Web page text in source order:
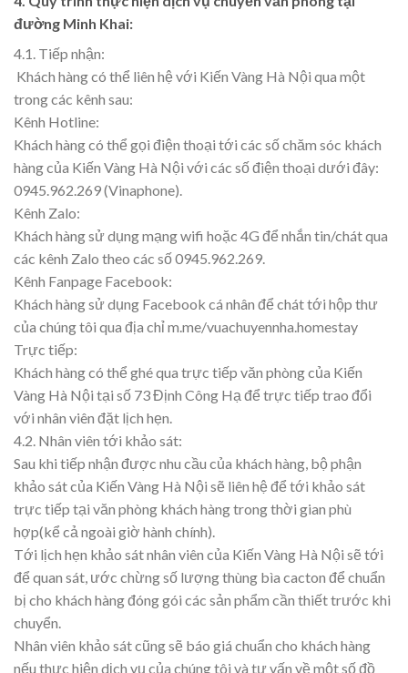
đường Minh Khai:
4.1. Tiếp nhận:
Khách hàng có thể liên hệ với Kiến Vàng Hà Nội qua một
trong các kênh sau:
Kênh Hotline:
Khách hàng có thể gọi điện thoại tới các số chăm sóc khách
hàng của Kiến Vàng Hà Nội với các số điện thoại dưới đây:
0945.962.269 (Vinaphone).
Kênh Zalo:
Khách hàng sử dụng mạng wifi hoặc 4G để nhắn tin/chát qua
các kênh Zalo theo các số 0945.962.269.
Kênh Fanpage Facebook:
Khách hàng sử dụng Facebook cá nhân để chát tới hộp thư
của chúng tôi qua địa chỉ m.me/vuachuyennha.homestay
Trực tiếp:
Khách hàng có thể ghé qua trực tiếp văn phòng của Kiến
Vàng Hà Nội tại số 73 Định Công Hạ để trực tiếp trao đổi
với nhân viên đặt lịch hẹn.
4.2. Nhân viên tới khảo sát:
Sau khi tiếp nhận được nhu cầu của khách hàng, bộ phận
khảo sát của Kiến Vàng Hà Nội sẽ liên hệ để tới khảo sát
trực tiếp tại văn phòng khách hàng trong thời gian phù
hợp(kể cả ngoài giờ hành chính).
Tới lịch hẹn khảo sát nhân viên của Kiến Vàng Hà Nội sẽ tới
để quan sát, ước chừng số lượng thùng bìa cacton để chuẩn
bị cho khách hàng đóng gói các sản phẩm cần thiết trước khi
chuyển.
Nhân viên khảo sát cũng sẽ báo giá chuẩn cho khách hàng
nếu thực hiện dịch vụ của chúng tôi và tư vấn về một số đồ